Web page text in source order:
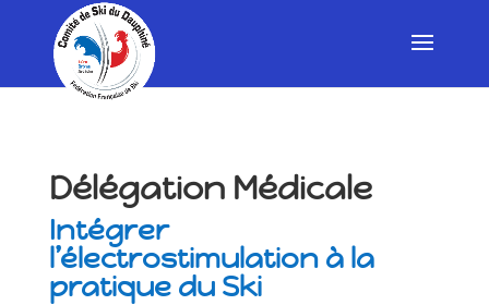
Délégation Médicale
Intégrer
l’électrostimulation à la
pratique du Ski